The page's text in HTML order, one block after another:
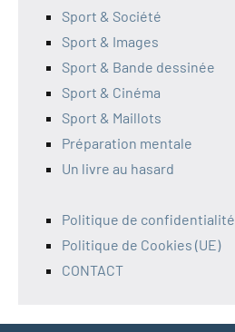
Sport & Société
Sport & Images
Sport & Bande dessinée
Sport & Cinéma
Sport & Maillots
Préparation mentale
Un livre au hasard
Politique de confidentialité
Politique de Cookies (UE)
CONTACT